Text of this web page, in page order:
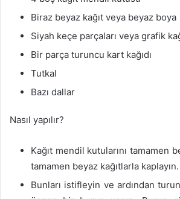
Biraz beyaz kağıt veya beyaz boya
Siyah keçe parçaları veya grafik
Bir parça turuncu kart kağıdı
Tutkal
Bazı dallar
Nasıl yapılır?
Kağıt mendil kutularını tamamen
tamamen beyaz kağıtlarla kaplayın.
Bunları istifleyin ve ardından